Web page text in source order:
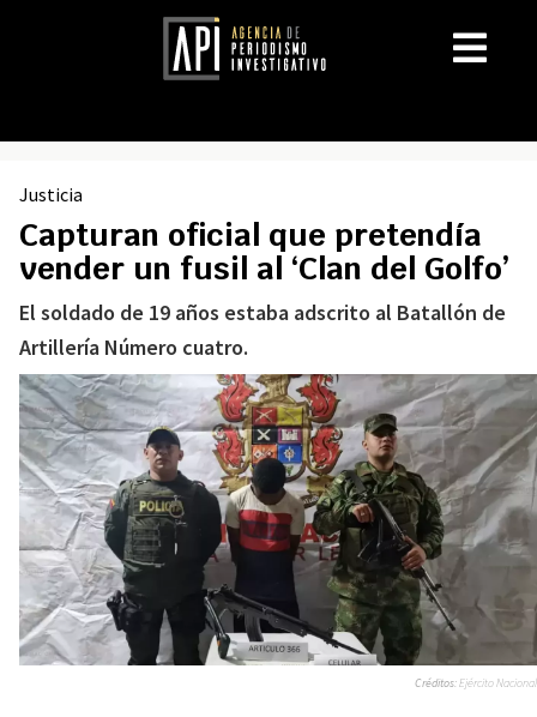
Justicia
Capturan oficial que pretendía
vender un fusil al ‘Clan del Golfo’
El soldado de 19 años estaba adscrito al Batallón de
Artillería Número cuatro.
Créditos:Ejército Nacional